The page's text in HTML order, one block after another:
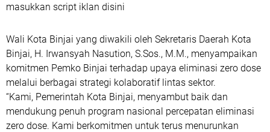
masukkan script iklan disini
Wali Kota Binjai yang diwakili oleh Sekretaris Daerah Kota
Binjai, H. Irwansyah Nasution, S.Sos., M.M., menyampaikan
komitmen Pemko Binjai terhadap upaya eliminasi zero dose
melalui berbagai strategi kolaboratif lintas sektor.
“Kami, Pemerintah Kota Binjai, menyambut baik dan
mendukung penuh program nasional percepatan eliminasi
zero dose. Kami berkomitmen untuk terus menurunkan